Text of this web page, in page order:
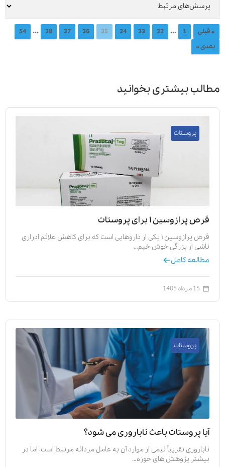
« قبلی 1
...
32
33
34
35
36
37
38
...
54
بعدی »
مطالب بیشتری بخوانید
پروستات
قرص پرازوسین ۱ برای پروستات
قرص پرازوسین ۱ یکی از داروهایی است که برای کاهش علائم ادراری
ناشی از بزرگی خوش خیم…
مطالعه کامل
15 مرداد 1405
پروستات
آیا پروستات باعث ناباروری می‌ شود؟
ناباروری تقریباً نیمی از موارد آن به عامل مردانه مرتبط است، اما در
بیشتر پژوهش‌ های حوزه…